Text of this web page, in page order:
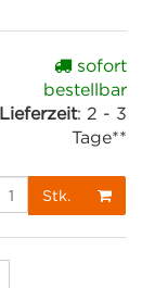
sofort
bestellbar
Lieferzeit: 2 - 3
Tage**
Stk.